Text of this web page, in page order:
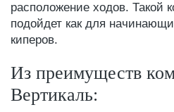
расположение ходов. Такой
подойдет как для
киперов.
Из преимуществ
Вертикаль: